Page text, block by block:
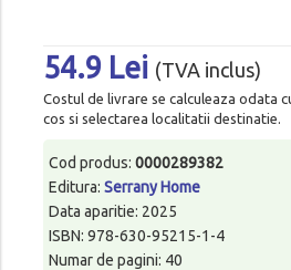
54.9 Lei (TVA inclus)
Costul de livrare se calculeaza odata
cos si selectarea localitatii destinatie.
Cod produs: 0000289382
Editura: Serrany Home
Data aparitie: 2025
ISBN: 978-630-95215-1-4
Numar de pagini: 40